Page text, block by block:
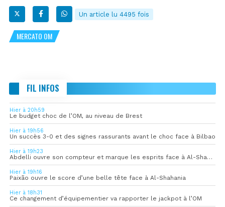
Un article lu 4495 fois
MERCATO OM
FIL INFOS
Hier à 20h59
Le budget choc de l’OM, au niveau de Brest
Hier à 19h56
Un succès 3-0 et des signes rassurants avant le choc face à Bilbao
Hier à 19h23
Abdelli ouvre son compteur et marque les esprits face à Al-Shahania
Hier à 19h16
Paixão ouvre le score d’une belle tête face à Al-Shahania
Hier à 18h31
Ce changement d’équipementier va rapporter le jackpot à l’OM